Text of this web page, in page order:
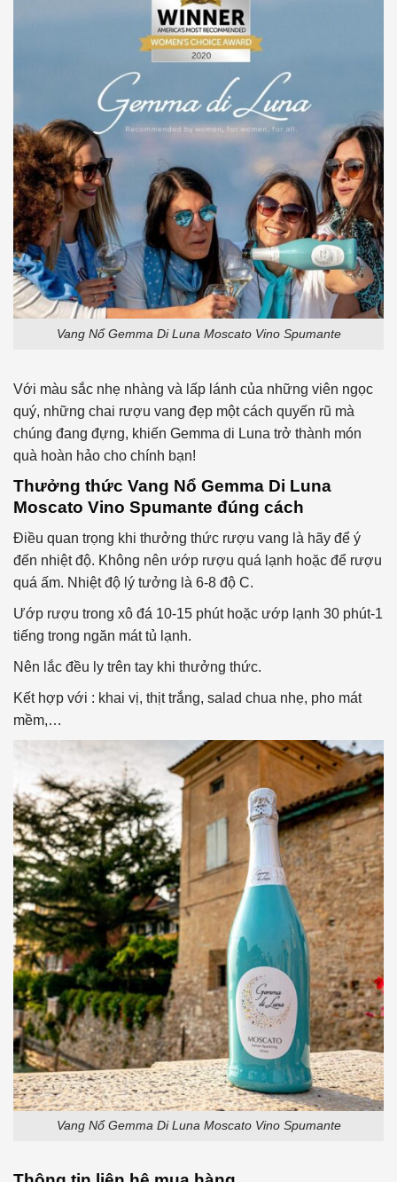
Vang Nổ Gemma Di Luna Moscato Vino Spumante
Với màu sắc nhẹ nhàng và lấp lánh của những viên ngọc
quý, những chai rượu vang đẹp một cách quyến rũ mà
chúng đang đựng, khiến Gemma di Luna trở thành món
quà hoàn hảo cho chính bạn!
Thưởng thức Vang Nổ Gemma Di Luna
Moscato Vino Spumante đúng cách
Điều quan trọng khi thưởng thức rượu vang là hãy để ý
đến nhiệt độ. Không nên ướp rượu quá lạnh hoặc để rượu
quá ấm. Nhiệt độ lý tưởng là 6-8 độ C.
Ướp rượu trong xô đá 10-15 phút hoặc ướp lạnh 30 phút-1
tiếng trong ngăn mát tủ lạnh.
Nên lắc đều ly trên tay khi thưởng thức.
Kết hợp với : khai vị, thịt trắng, salad chua nhẹ, pho mát
mềm,…
Vang Nổ Gemma Di Luna Moscato Vino Spumante